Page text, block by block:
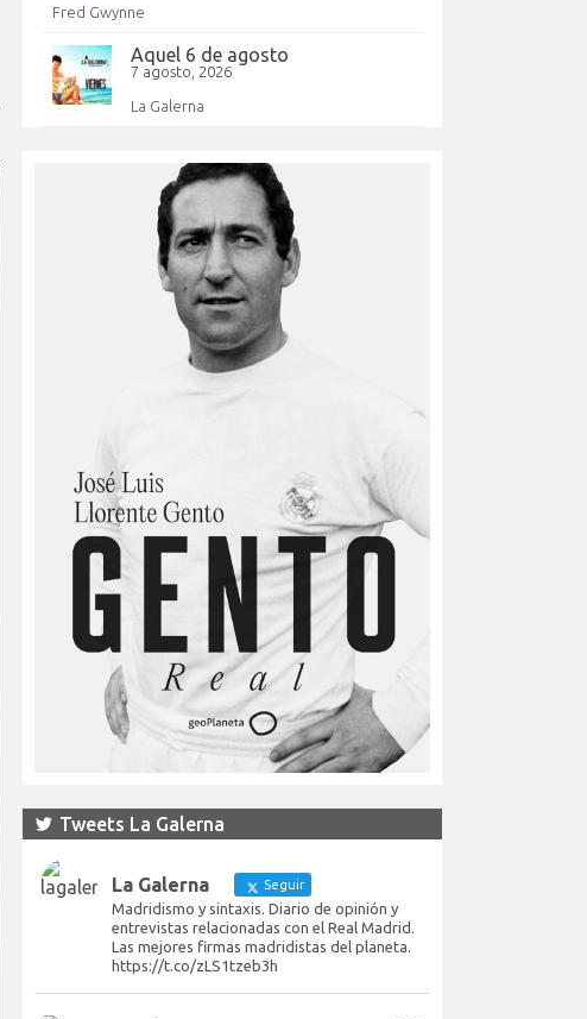
Fred Gwynne
Aquel 6 de agosto
7 agosto, 2026
La Galerna
Tweets La Galerna
La Galerna Seguir
Madridismo y sintaxis. Diario de opinión y
entrevistas relacionadas con el Real Madrid.
Las mejores firmas madridistas del planeta.
https://t.co/zLS1tzeb3h